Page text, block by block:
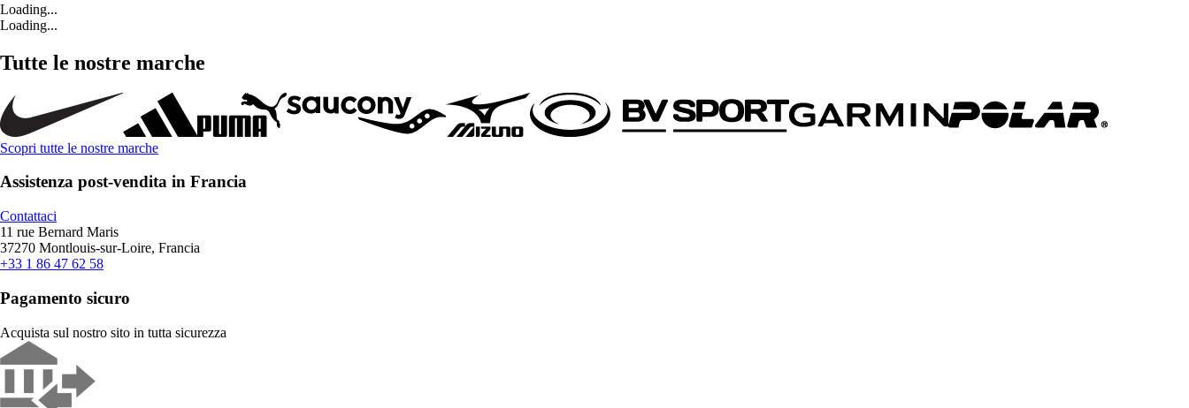
Loading...
Loading...
Tutte le nostre marche
Scopri tutte le nostre marche
Assistenza post-vendita in Francia
Contattaci
11 rue Bernard Maris
37270 Montlouis-sur-Loire, Francia
+33 1 86 47 62 58
Pagamento sicuro
Acquista sul nostro sito in tutta sicurezza